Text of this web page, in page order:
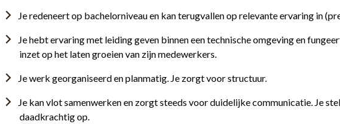
Je redeneert op bachelorniveau en kan terugvallen op relevante ervaring in
Je hebt ervaring met leiding geven binnen een technische omgeving en
inzet op het laten groeien van zijn medewerkers.
Je werk georganiseerd en planmatig. Je zorgt voor structuur.
Je kan vlot samenwerken en zorgt steeds voor duidelijke communicatie. Je
daadkrachtig op.